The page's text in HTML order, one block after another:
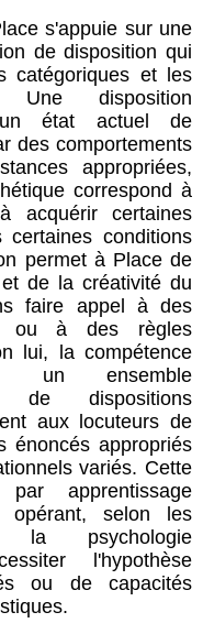
s'appuie sur une
de disposition qui
catégoriques et les
Une disposition
un état actuel de
des comportements
appropriées,
correspond à
acquérir certaines
certaines conditions
permet à Place de
de la créativité du
faire appel à des
ou à des règles
lui, la compétence
un ensemble
de dispositions
aux locuteurs de
énoncés appropriés
variés. Cette
apprentissage
opérant, selon les
la psychologie
l'hypothèse
ou de capacités